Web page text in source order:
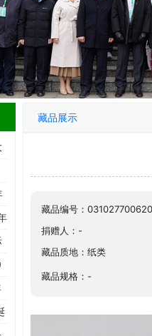
藏品展示
藏品编号：
捐赠人：-
藏品质地：纸类
藏品规格：-